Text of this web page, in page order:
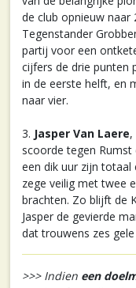
de club opnieuw naar
Tegenstander
partij voor een
cijfers de drie punten
in de eerste helft, en
naar vier.
3. Jasper Van Laere,
scoorde tegen
een dik uur zijn totaal
zege veilig met twee
brachten. Zo blijft de
Jasper de gevierde
dat trouwens zes
>>> Indien een